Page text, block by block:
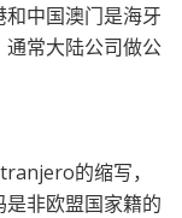
中国澳门是海牙
常大陆公司做公
的缩写，
是非欧盟国家籍的